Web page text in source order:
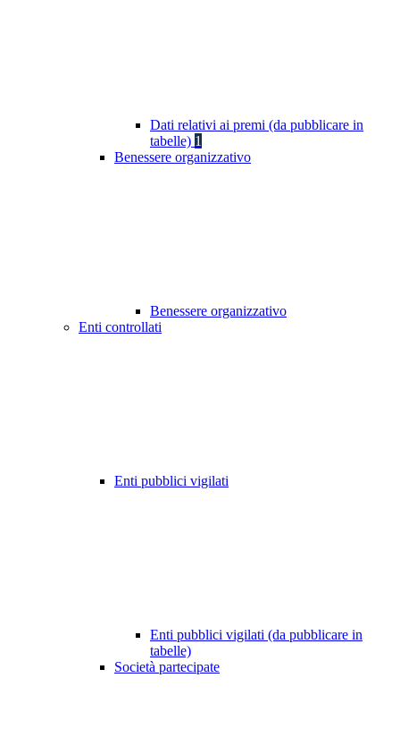
Dati relativi ai premi (da pubblicare in
tabelle) 1
Benessere organizzativo
Benessere organizzativo
Enti controllati
Enti pubblici vigilati
Enti pubblici vigilati (da pubblicare in
tabelle)
Società partecipate